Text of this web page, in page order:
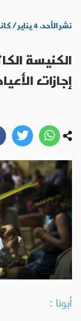
نشر الأحد، ٤ يناير / كانون الثاني ٢٠٢٦
الكنيسة
إجازات
أبونا :